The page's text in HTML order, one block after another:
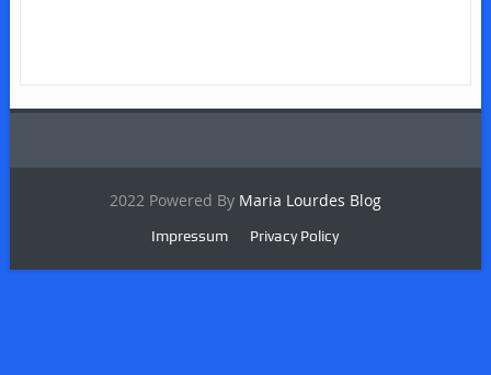
2022 Powered By Maria Lourdes Blog
Impressum Privacy Policy